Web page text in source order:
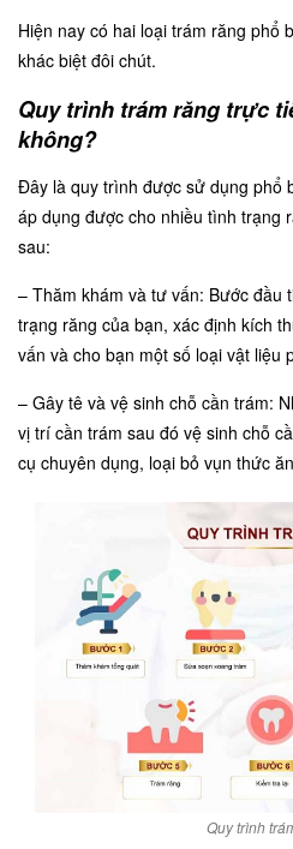
Hiện nay có hai loại trám răng phổ
khác biệt đôi chút.
Quy trình trám răng trực
không?
Đây là quy trình được sử dụng phổ
áp dụng được cho nhiều tình trạng
sau:
– Thăm khám và tư vấn: Bước đầu
trạng răng của bạn, xác định kích
vấn và cho bạn một số loại vật liệu
– Gây tê và vệ sinh chỗ cần trám:
vị trí cần trám sau đó vệ sinh chỗ
cụ chuyên dụng, loại bỏ vụn thức
Quy trình